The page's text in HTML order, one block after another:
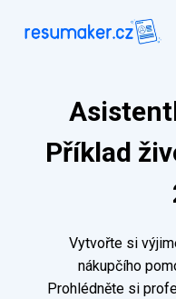
Příklad
Vytvořte si
nákupčího
Prohlédněte si